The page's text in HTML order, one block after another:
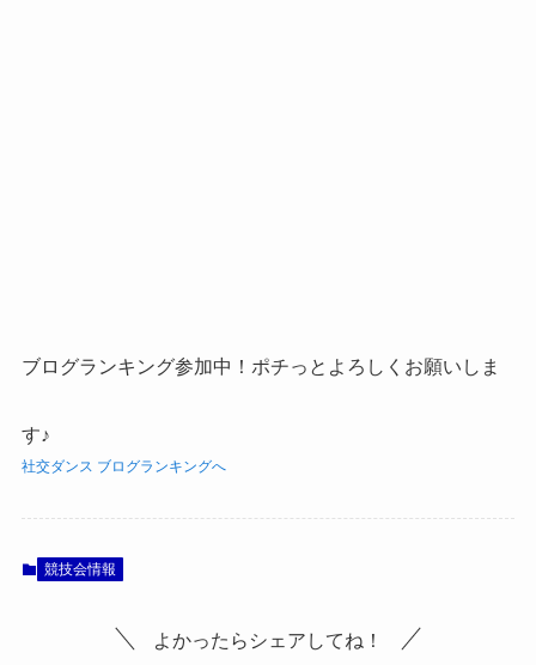
ブログランキング参加中！ポチっとよろしくお願いしま
す♪
社交ダンス ブログランキングへ
競技会情報
よかったらシェアしてね！